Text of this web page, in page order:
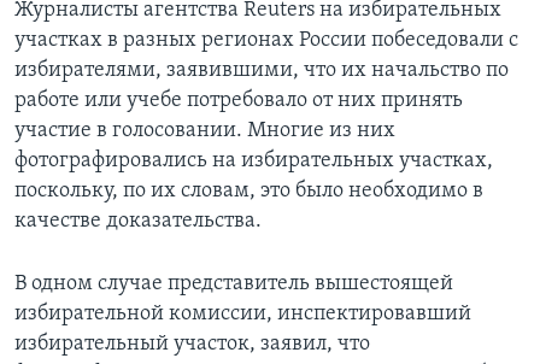
Журналисты агентства Reuters на избирательных
участках в разных регионах России побеседовали с
избирателями, заявившими, что их начальство по
работе или учебе потребовало от них принять
участие в голосовании. Многие из них
фотографировались на избирательных участках,
поскольку, по их словам, это было необходимо в
качестве доказательства.
В одном случае представитель вышестоящей
избирательной комиссии, инспектировавший
избирательный участок, заявил, что